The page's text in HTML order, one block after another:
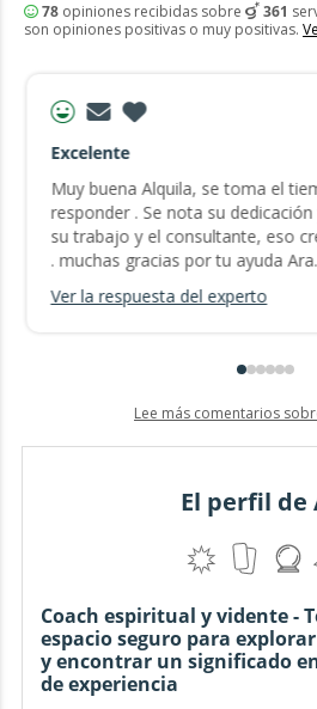
78opiniones recibidas sobre 361
son opiniones positivas o muy positivas.
Excelente
Muy buena Alquila, se toma el
responder . Se nota su
su trabajo y el consultante, eso
. muchas gracias por tu ayuda
Ver la respuesta del experto
Lee más comentarios
El perfil de
Coach espiritual y vidente -
espacio seguro para
y encontrar un significado
de experiencia